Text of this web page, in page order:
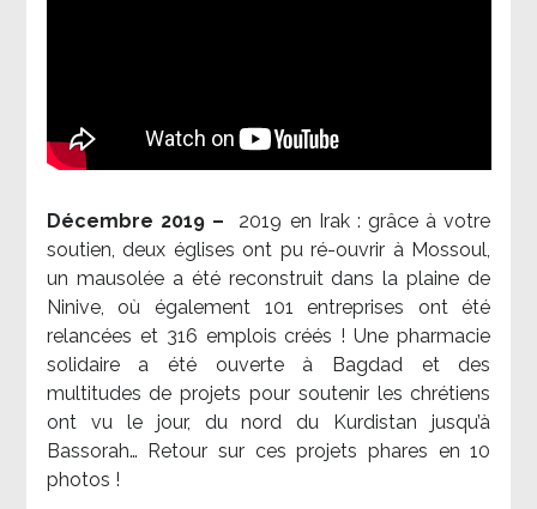
Décembre 2019 – 2019 en Irak : grâce à votre
soutien, deux églises ont pu ré-ouvrir à Mossoul,
un mausolée a été reconstruit dans la plaine de
Ninive, où également 101 entreprises ont été
relancées et 316 emplois créés ! Une pharmacie
solidaire a été ouverte à Bagdad et des
multitudes de projets pour soutenir les chrétiens
ont vu le jour, du nord du Kurdistan jusqu’à
Bassorah… Retour sur ces projets phares en 10
photos !